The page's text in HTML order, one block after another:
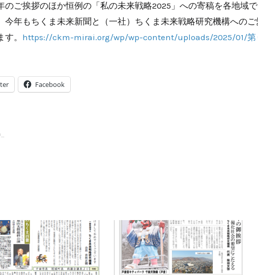
のご挨拶のほか恒例の「私の未来戦略2025」への寄稿を各地域
今年もちくま未来新聞と（一社）ちくま未来戦略研究機構への
す。 https://ckm-mirai.org/wp/wp-content/uploads/2025/01/第
Facebook